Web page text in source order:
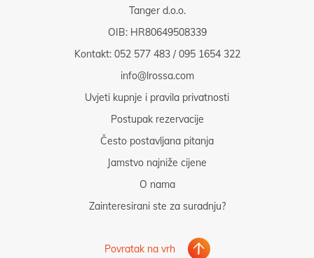
Tanger d.o.o.
OIB: HR80649508339
Kontakt: 052 577 483/095 1654 322
info@lrossa.com
Uvjeti kupnje i pravila privatnosti
Postupak rezervacije
Često postavljana pitanja
Jamstvo najniže cijene
O nama
Zainteresirani ste za suradnju?
Povratak na vrh